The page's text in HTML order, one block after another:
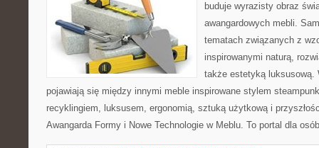
buduje wyrazisty obraz
awangardowych mebli.
tematach związanych z
inspirowanymi naturą,
także estetyką luksusową.
pojawiają się między innymi meble inspirowane stylem
recyklingiem, luksusem, ergonomią, sztuką użytkową i
Awangarda Formy i Nowe Technologie w Meblu. To portal dla